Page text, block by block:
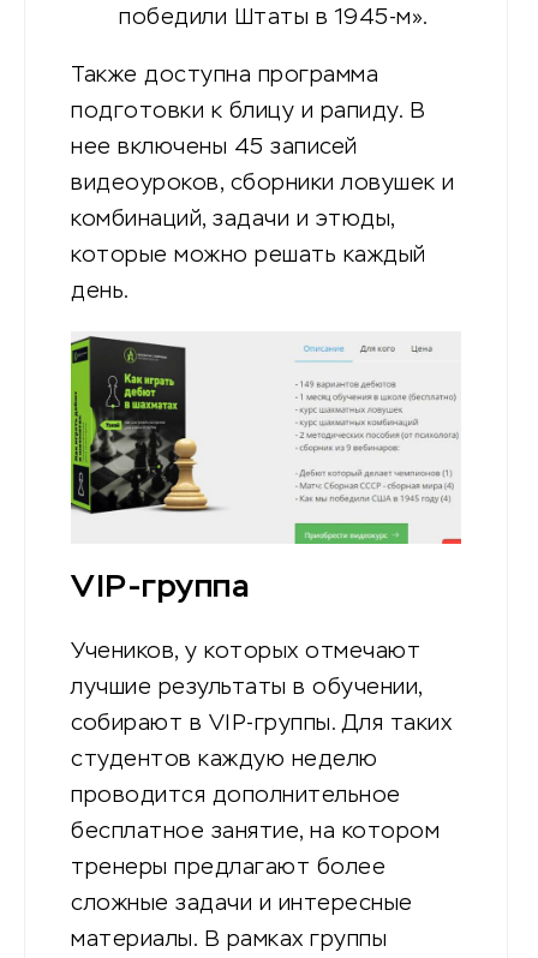
победили Штаты в 1945-м».
Также доступна программа
подготовки к блицу и рапиду. В
нее включены 45 записей
видеоуроков, сборники ловушек и
комбинаций, задачи и этюды,
которые можно решать каждый
день.
VIP-группа
Учеников, у которых отмечают
лучшие результаты в обучении,
собирают в VIP-группы. Для таких
студентов каждую неделю
проводится дополнительное
бесплатное занятие, на котором
тренеры предлагают более
сложные задачи и интересные
материалы. В рамках группы